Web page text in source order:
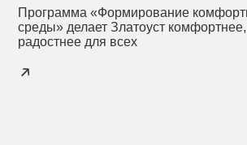
Программа «Формирование
среды» делает Златоуст
радостнее для всех